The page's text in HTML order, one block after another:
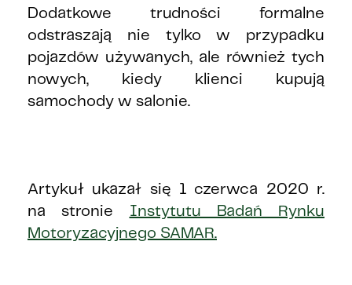
Dodatkowe trudności formalne
odstraszają nie tylko w przypadku
pojazdów używanych, ale również tych
nowych, kiedy klienci kupują
samochody w salonie.
Artykuł ukazał się 1 czerwca 2020 r.
na stronie Instytutu Badań Rynku
Motoryzacyjnego SAMAR.